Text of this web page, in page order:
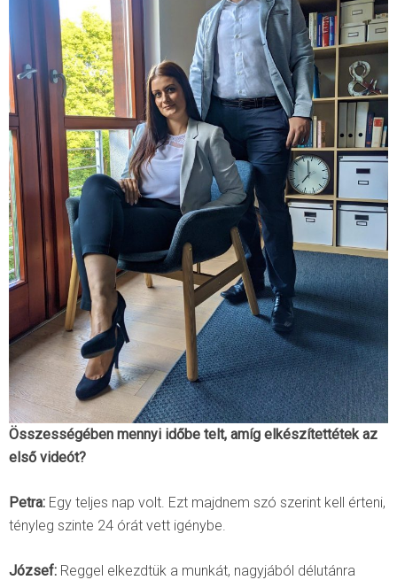
Összességében mennyi időbe telt, amíg elkészítettétek az
első videót?
Petra: Egy teljes nap volt. Ezt majdnem szó szerint kell érteni,
tényleg szinte 24 órát vett igénybe.
József: Reggel elkezdtük a munkát, nagyjából délutánra